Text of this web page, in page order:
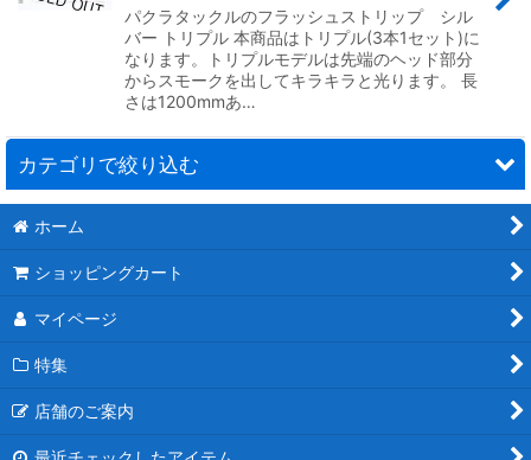
パクラタックルのフラッシュストリップ シル
バー トリプル 本商品はトリプル(3本1セット)に
なります。トリプルモデルは先端のヘッド部分
からスモークを出してキラキラと光ります。 長
さは1200mmあ…
カテゴリで絞り込む
ティーザー・ドレッジ・ヒコ－キ (全商品)
ミラーティーザー型
ドレッジ
ホーム
ショッピングカート
マイページ
特集
店舗のご案内